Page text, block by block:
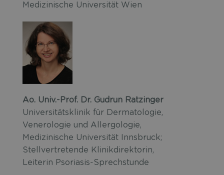
Medizinische Universität Wien
Ao. Univ.-Prof. Dr. Gudrun Ratzinger
Universitätsklinik für Dermatologie,
Venerologie und Allergologie,
Medizinische Universität Innsbruck;
Stellvertretende Klinikdirektorin,
Leiterin Psoriasis-Sprechstunde